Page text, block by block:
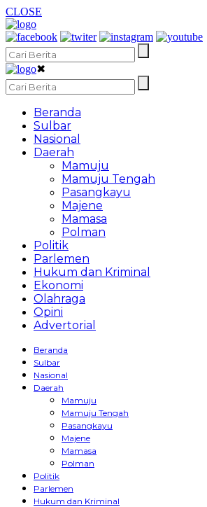
CLOSE
✖
Beranda
Sulbar
Nasional
Daerah
Mamuju
Mamuju Tengah
Pasangkayu
Majene
Mamasa
Polman
Politik
Parlemen
Hukum dan Kriminal
Ekonomi
Olahraga
Opini
Advertorial
Beranda
Sulbar
Nasional
Daerah
Mamuju
Mamuju Tengah
Pasangkayu
Majene
Mamasa
Polman
Politik
Parlemen
Hukum dan Kriminal